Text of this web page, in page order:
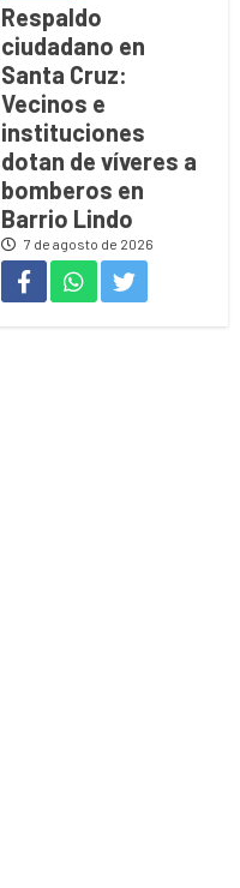
Respaldo
ciudadano en
Santa Cruz:
Vecinos e
instituciones
dotan de víveres a
bomberos en
Barrio Lindo
7 de agosto de 2026